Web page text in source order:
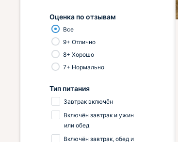
Оценка по отзывам
Все
9+ Отлично
8+ Хорошо
7+ Нормально
Тип питания
Завтрак включён
Включён завтрак и ужин
или обед
Включён завтрак, обед и